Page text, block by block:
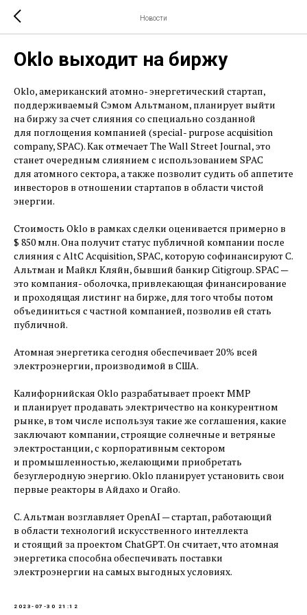
Новости
Oklo выходит на биржу
Oklo, американский атомно- энергетический стартап,
поддерживаемый Сэмом Альтманом, планирует выйти
на биржу за счет слияния со специально созданной
для поглощения компанией (special- purpose acquisition
company, SPAC). Как отмечает The Wall Street Journal, это
станет очередным слиянием с использованием SPAC
для атомного сектора, а также позволит судить об аппетите
инвесторов в отношении стартапов в области чистой
энергии.
Стоимость Oklo в рамках сделки оценивается примерно в
$ 850 млн. Она получит статус публичной компании после
слияния с AltC Acquisition, SPAC, которую софинансируют С.
Альтман и Майкл Кляйн, бывший банкир Citigroup. SPAC — ​
это компания- оболочка, привлекающая финансирование
и проходящая листинг на бирже, для того чтобы потом
объединиться с частной компанией, позволив ей стать
публичной.
Атомная энергетика сегодня обеспечивает 20 % всей
электроэнергии, производимой в США.
Калифорнийская Oklo разрабатывает проект ММР
и планирует продавать электричество на конкурентном
рынке, в том числе используя такие же соглашения, какие
заключают компании, строящие солнечные и ветряные
электростанции, с корпоративным сектором
и промышленностью, желающими приобретать
безуглеродную энергию. Oklo планирует установить свои
первые реакторы в Айдахо и Огайо.
С. Альтман возглавляет OpenAI — ​стартап, работающий
в области технологий искусственного интеллекта
и стоящий за проектом ChatGPT. Он считает, что атомная
энергетика способна обеспечивать поставки
электроэнергии на самых выгодных условиях.
2023-07-30 21:12